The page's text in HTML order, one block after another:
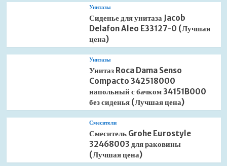
Унитазы
Сиденье для унитаза Jacob
Delafon Aleo E33127-0 (Лучшая
цена)
Унитазы
Унитаз Roca Dama Senso
Compacto 342518000
напольный с бачком 34151B000
без сиденья (Лучшая цена)
Смесители
Смеситель Grohe Eurostyle
32468003 для раковины
(Лучшая цена)